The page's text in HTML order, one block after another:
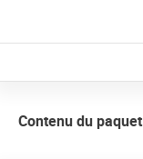
Contenu du paquet